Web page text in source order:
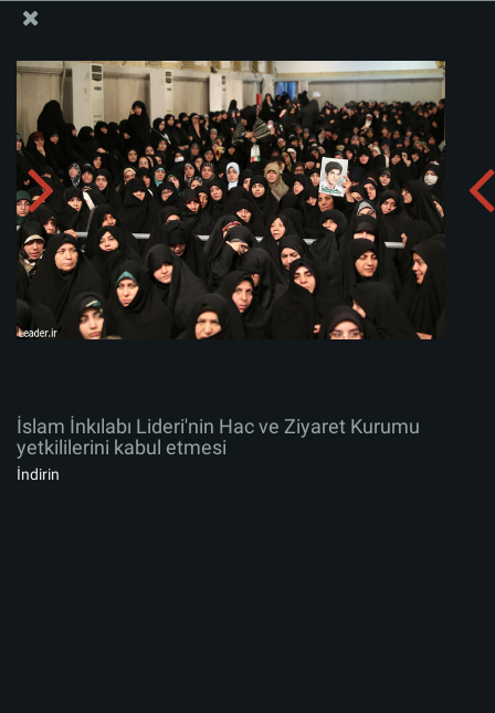
İslam İnkılabı Lideri'nin Hac ve Ziyaret Kurumu
yetkililerini kabul etmesi
Albümü indirin:
İslam İnkılabı Lideri'nin Hac ve Ziyaret Kurumu
yetkililerini kabul etmesi
İndirin